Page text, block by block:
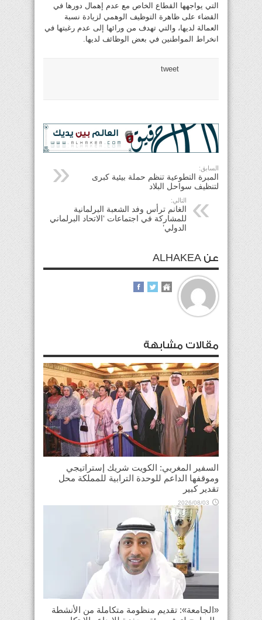
التي يواجهها القطاع الخاص مع عدم إهمال دورها في
القضاء على ظاهرة التوظيف الوهمي لزيادة نسبة
العمالة لديها، والتي تهدف من ورائها إلى عدم رغبتها في
انخراط المواطنين في بعض الوظائف لديها.
tweet
السابق:
المبرة التطوعية تنظم حملة بيئية كبرى
لتنظيف سواحل البلاد
التالي:
الغانم ترأس وفد الشعبة البرلمانية
للمشاركة في اجتماعات ‘الاتحاد البرلماني
الدولي’
عن ALHAKEA
مقالات مشابهة
السفير المغربي: الكويت شريك إستراتيجي
وموقفها الداعم للوحدة الترابية للمملكة محل
تقدير كبير
2026/08/03
«الجامعة»: تقديم منظومة متكاملة من الأنشطة